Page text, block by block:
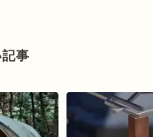
事